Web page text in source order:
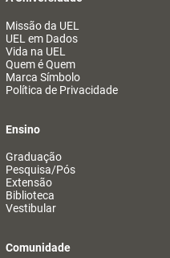
Missão da UEL
UEL em Dados
Vida na UEL
Quem é Quem
Marca Símbolo
Política de Privacidade
Ensino
Graduação
Pesquisa/Pós
Extensão
Biblioteca
Vestibular
Comunidade